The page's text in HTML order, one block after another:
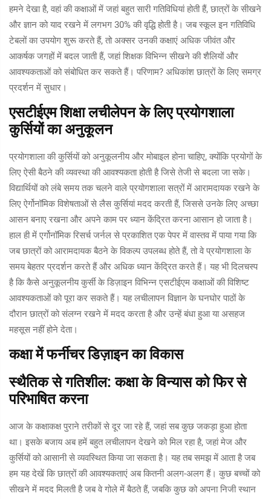
हमने देखा है, वहां की कक्षाओं में जहां बहुत सारी गतिविधियां होती हैं, छात्रों के सीखने
और ज्ञान को याद रखने में लगभग 30% की वृद्धि होती है। जब स्कूल इन गतिविधि
टेबलों का उपयोग शुरू करते हैं, तो अक्सर उनकी कक्षाएं अधिक जीवंत और
आकर्षक जगहों में बदल जाती हैं, जहां शिक्षक विभिन्न सीखने की शैलियों और
आवश्यकताओं को संबोधित कर सकते हैं। परिणाम? अधिकांश छात्रों के लिए समग्र
प्रदर्शन में सुधार।
एसटीईएम शिक्षा लचीलेपन के लिए प्रयोगशाला
कुर्सियों का अनुकूलन
प्रयोगशाला की कुर्सियों को अनुकूलनीय और मोबाइल होना चाहिए, क्योंकि प्रयोगों के
लिए ऐसी बैठने की व्यवस्था की आवश्यकता होती है जिसे तेजी से बदला जा सके।
विद्यार्थियों को लंबे समय तक चलने वाले प्रयोगशाला सत्रों में आरामदायक रखने के
लिए ऐर्गोनॉमिक विशेषताओं से लैस कुर्सियां मदद करती हैं, जिससे उनके लिए अच्छा
आसन बनाए रखना और अपने काम पर ध्यान केंद्रित करना आसान हो जाता है।
हाल ही में एर्गोनॉमिक रिसर्च जर्नल से प्रकाशित एक पेपर में वास्तव में पाया गया कि
जब छात्रों को आरामदायक बैठने के विकल्प उपलब्ध होते हैं, तो वे प्रयोगशाला के
समय बेहतर प्रदर्शन करते हैं और अधिक ध्यान केंद्रित करते हैं। यह भी दिलचस्प
है कि कैसे अनुकूलनीय कुर्सी के डिज़ाइन विभिन्न एसटीईएम कक्षाओं की विशिष्ट
आवश्यकताओं को पूरा कर सकते हैं। यह लचीलापन विज्ञान के घनघोर पाठों के
दौरान छात्रों को संलग्न रखने में मदद करता है और उन्हें बंधा हुआ या असहज
महसूस नहीं होने देता।
कक्षा में फर्नीचर डिज़ाइन का विकास
स्थैतिक से गतिशील: कक्षा के विन्यास को फिर से
परिभाषित करना
आज के कक्षाकक्ष पुराने तरीकों से दूर जा रहे हैं, जहां सब कुछ जकड़ा हुआ होता
था। इसके बजाय अब हमें बहुत लचीलापन देखने को मिल रहा है, जहां मेज और
कुर्सियों को आसानी से व्यवस्थित किया जा सकता है। यह तब समझ में आता है जब
हम यह देखें कि छात्रों की आवश्यकताएं अब कितनी अलग-अलग हैं। कुछ बच्चों को
सीखने में मदद मिलती है जब वे गोले में बैठते हैं, जबकि कुछ को अपना निजी स्थान